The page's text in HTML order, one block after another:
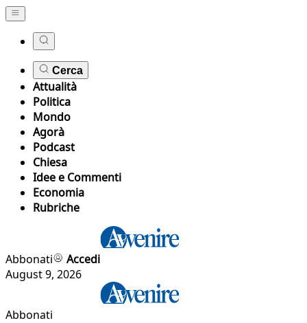
Cerca
Attualità
Politica
Mondo
Agorà
Podcast
Chiesa
Idee e Commenti
Economia
Rubriche
Abbonati
Accedi
August 9, 2026
Abbonati